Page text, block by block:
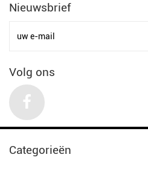
Nieuwsbrief
Volg ons
Categorieën